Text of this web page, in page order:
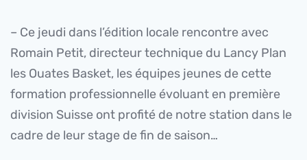
– Ce jeudi dans l’édition locale rencontre avec
Romain Petit, directeur technique du Lancy Plan
les Ouates Basket, les équipes jeunes de cette
formation professionnelle évoluant en première
division Suisse ont profité de notre station dans le
cadre de leur stage de fin de saison…